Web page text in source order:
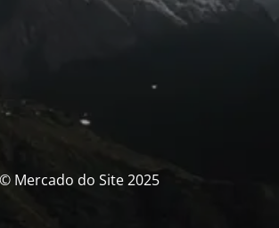
© Mercado do Site 2025